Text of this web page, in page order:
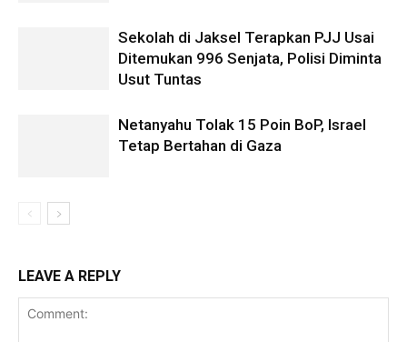
Sekolah di Jaksel Terapkan PJJ Usai
Ditemukan 996 Senjata, Polisi Diminta
Usut Tuntas
Netanyahu Tolak 15 Poin BoP, Israel
Tetap Bertahan di Gaza
LEAVE A REPLY